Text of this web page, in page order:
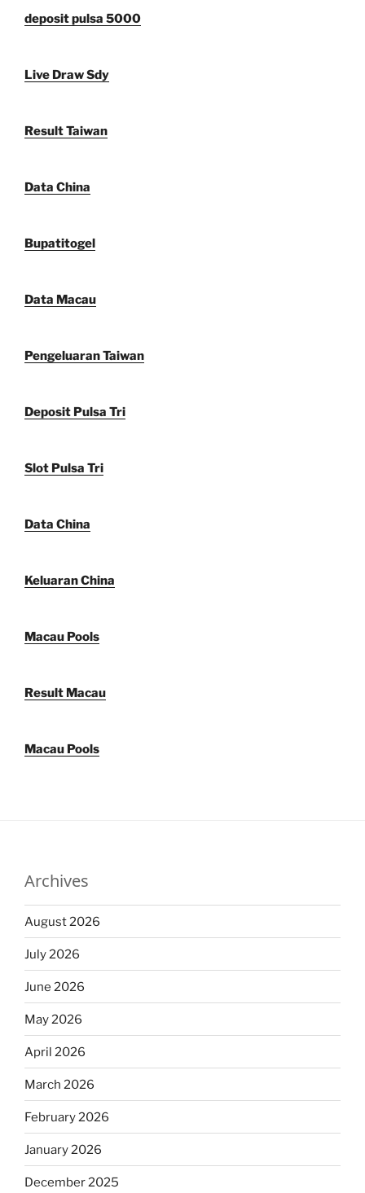
deposit pulsa 5000
Live Draw Sdy
Result Taiwan
Data China
Bupatitogel
Data Macau
Pengeluaran Taiwan
Deposit Pulsa Tri
Slot Pulsa Tri
Data China
Keluaran China
Macau Pools
Result Macau
Macau Pools
Archives
August 2026
July 2026
June 2026
May 2026
April 2026
March 2026
February 2026
January 2026
December 2025